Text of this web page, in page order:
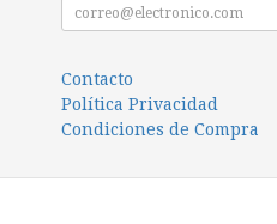
Contacto
Política Privacidad
Condiciones de Compra